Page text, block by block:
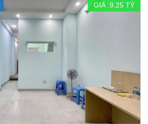
GIÁ :9,25 TỶ